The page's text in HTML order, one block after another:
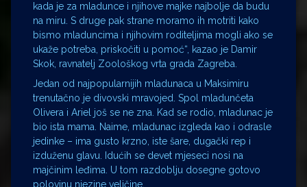
kada je za mladunce i njihove majke najbolje da budu
na miru. S druge pak strane moramo ih motriti kako
bismo mladuncima i njihovim roditeljima mogli ako se
ukaže potreba, priskočiti u pomoć“, kazao je Damir
Skok, ravnatelj Zoološkog vrta grada Zagreba.
Jedan od najpopularnijih mladunaca u Maksimiru
trenutačno je divovski mravojed. Spol mladunčeta
Olivera i Ariel još se ne zna. Kad se rodio, mladunac je
bio ista mama. Naime, mladunac izgleda kao i odrasle
jedinke – ima gusto krzno, iste šare, dugački rep i
izduženu glavu. Idućih se devet mjeseci nosi na
majčinim leđima. U tom razdoblju dosegne gotovo
polovinu njezine veličine.